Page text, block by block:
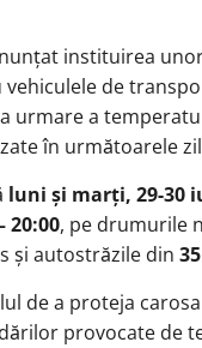
instituirea
de
urmare a
în următoarele
luni și marți, 29-30
20:00, pe drumurile
și autostrăzile din
de a proteja
provocate de